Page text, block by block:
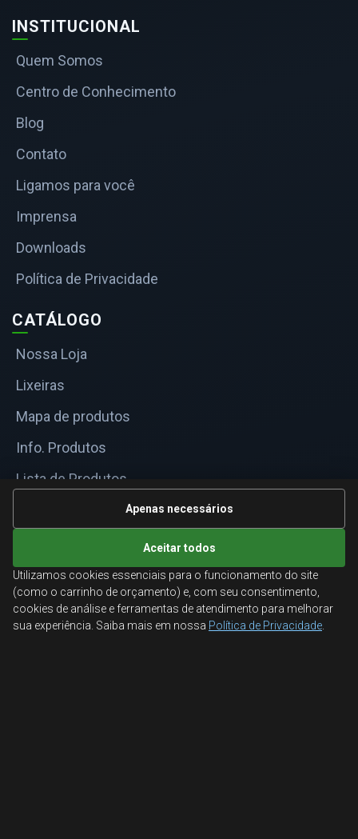
INSTITUCIONAL
Quem Somos
Centro de Conhecimento
Blog
Contato
Ligamos para você
Imprensa
Downloads
Política de Privacidade
CATÁLOGO
Nossa Loja
Lixeiras
Mapa de produtos
Info. Produtos
Lista de Produtos
Informações Técnicas
ATENDIMENTO
Orçamentos corporativos, condições para empresas
e suporte especializado.
Apenas necessários
Aceitar todos
Utilizamos cookies essenciais para o funcionamento do site
(como o carrinho de orçamento) e, com seu consentimento,
cookies de análise e ferramentas de atendimento para melhorar
sua experiência. Saiba mais em nossa Política de Privacidade